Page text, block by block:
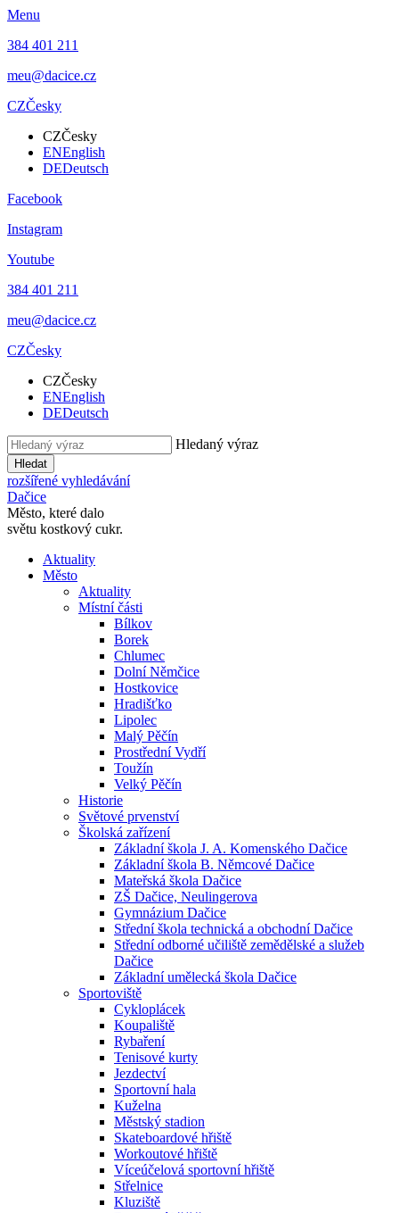
Menu
384 401 211
meu@dacice.cz
CZČesky
CZČesky
ENEnglish
DEDeutsch
Facebook
Instagram
Youtube
384 401 211
meu@dacice.cz
CZČesky
CZČesky
ENEnglish
DEDeutsch
Hledaný výraz
Hledat
rozšířené vyhledávání
Dačice
Město, které dalo
světu kostkový cukr.
Aktuality
Město
Aktuality
Místní části
Bílkov
Borek
Chlumec
Dolní Němčice
Hostkovice
Hradišťko
Lipolec
Malý Pěčín
Prostřední Vydří
Toužín
Velký Pěčín
Historie
Světové prvenství
Školská zařízení
Základní škola J. A. Komenského Dačice
Základní škola B. Němcové Dačice
Mateřská škola Dačice
ZŠ Dačice, Neulingerova
Gymnázium Dačice
Střední škola technická a obchodní Dačice
Střední odborné učiliště zemědělské a služeb
Dačice
Základní umělecká škola Dačice
Sportoviště
Cykloplácek
Koupaliště
Rybaření
Tenisové kurty
Jezdectví
Sportovní hala
Kuželna
Městský stadion
Skateboardové hřiště
Workoutové hřiště
Víceúčelová sportovní hřiště
Střelnice
Kluziště